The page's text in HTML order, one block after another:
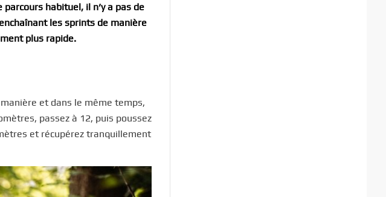
habituel, il n’y a pas de
les sprints de manière
plus rapide.
et dans le même temps,
passez à 12, puis poussez
et récupérez tranquillement